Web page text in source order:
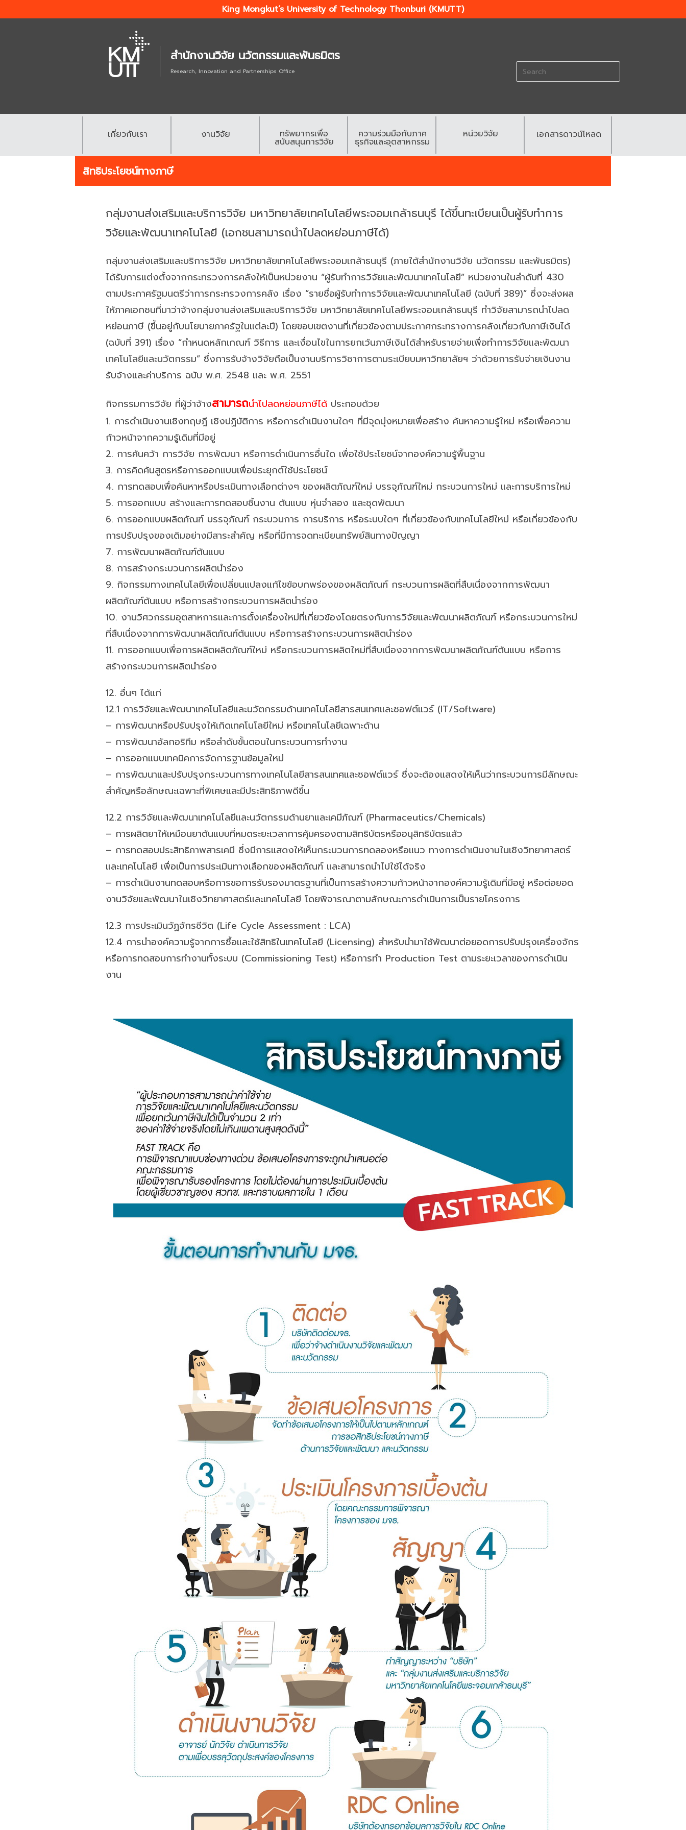
King Mongkut’s University of Technology Thonburi (KMUTT)
สำนักงานวิจัย นวัตกรรมและพันธมิตร
Research, Innovation and Partnerships Office
Search
for:
เกี่ยวกับเรา
งานวิจัย
ทรัพยากรเพื่อ
สนับสนุนการวิจัย
ความร่วมมือกับภาค
ธุรกิจและอุตสาหกรรม
หน่วยวิจัย เอกสารดาวน์โหลด
สิทธิประโยชน์ทางภาษี
กลุ่มงานส่งเสริมและบริการวิจัย มหาวิทยาลัยเทคโนโลยีพระจอมเกล้าธนบุรี ได้ขึ้นทะเบียนเป็นผู้รับทำการ
วิจัยและพัฒนาเทคโนโลยี (เอกชนสามารถนำไปลดหย่อนภาษีได้)
กลุ่มงานส่งเสริมและบริการวิจัย มหาวิทยาลัยเทคโนโลยีพระจอมเกล้าธนบุรี (ภายใต้สำนักงานวิจัย นวัตกรรม และพันธมิตร)
ได้รับการแต่งตั้งจากกระทรวงการคลังให้เป็นหน่วยงาน “ผู้รับทำการวิจัยและพัฒนาเทคโนโลยี” หน่วยงานในลำดับที่ 430
ตามประกาศรัฐมนตรีว่าการกระทรวงการคลัง เรื่อง “รายชื่อผู้รับทำการวิจัยและพัฒนาเทคโนโลยี (ฉบับที่ 389)” ซึ่งจะส่งผล
ให้ภาคเอกชนที่มาว่าจ้างกลุ่มงานส่งเสริมและบริการวิจัย มหาวิทยาลัยเทคโนโลยีพระจอมเกล้าธนบุรี ทำวิจัยสามารถนำไปลด
หย่อนภาษี (ขึ้นอยู่กับนโยบายภาครัฐในแต่ละปี) โดยขอบเขตงานที่เกี่ยวข้องตามประกาศกระทรางการคลังเกี่ยวกับภาษีเงินได้
(ฉบับที่ 391) เรื่อง “กําหนดหลักเกณฑ์ วิธีการ และเงื่อนไขในการยกเว้นภาษีเงินได้สําหรับรายจ่ายเพื่อทําการวิจัยและพัฒนา
เทคโนโลยีและนวัตกรรม” ซึ่งการรับจ้างวิจัยถือเป็นงานบริการวิชาการตามระเบียบมหาวิทยาลัยฯ ว่าด้วยการรับจ่ายเงินงาน
รับจ้างและค่าบริการ ฉบับ พ.ศ. 2548 และ พ.ศ. 2551
กิจกรรมการวิจัย ที่ผู้ว่าจ้างสามารถนำไปลดหย่อนภาษีได้ ประกอบด้วย
1. การดำเนินงานเชิงทฤษฎี เชิงปฏิบัติการ หรือการดำเนินงานใดๆ ที่มีจุดมุ่งหมายเพื่อสร้าง ค้นหาความรู้ใหม่ หรือเพื่อความ
ก้าวหน้าจากความรู้เดิมที่มีอยู่
2. การค้นคว้า การวิจัย การพัฒนา หรือการดำเนินการอื่นใด เพื่อใช้ประโยชน์จากองค์ความรู้พื้นฐาน
3. การคิดค้นสูตรหรือการออกแบบเพื่อประยุกต์ใช้ประโยชน์
4. การทดสอบเพื่อค้นหาหรือประเมินทางเลือกต่างๆ ของผลิตภัณฑ์ใหม่ บรรจุภัณฑ์ใหม่ กระบวนการใหม่ และการบริการใหม่
5. การออกแบบ สร้างและการทดสอบชิ้นงาน ต้นแบบ หุ่นจำลอง และชุดพัฒนา
6. การออกแบบผลิตภัณฑ์ บรรจุภัณฑ์ กระบวนการ การบริการ หรือระบบใดๆ ที่เกี่ยวข้องกับเทคโนโลยีใหม่ หรือเกี่ยวข้องกับ
การปรับปรุงของเดิมอย่างมีสาระสำคัญ หรือที่มีการจดทะเบียนทรัพย์สินทางปัญญา
7. การพัฒนาผลิตภัณฑ์ต้นแบบ
8. การสร้างกระบวนการผลิตนำร่อง
9. กิจกรรมทางเทคโนโลยีเพื่อเปลี่ยนแปลงแก้ไขข้อบกพร่องของผลิตภัณฑ์ กระบวนการผลิตที่สืบเนื่องจากการพัฒนา
ผลิตภัณฑ์ต้นแบบ หรือการสร้างกระบวนการผลิตนำร่อง
10. งานวิศวกรรมอุตสาหการและการตั้งเครื่องใหม่ที่เกี่ยวข้องโดยตรงกับการวิจัยและพัฒนาผลิตภัณฑ์ หรือกระบวนการใหม่
ที่สืบเนื่องจากการพัฒนาผลิตภัณฑ์ต้นแบบ หรือการสร้างกระบวนการผลิตนำร่อง
11. การออกแบบเพื่อการผลิตผลิตภัณฑ์ใหม่ หรือกระบวนการผลิตใหม่ที่สืบเนื่องจากการพัฒนาผลิตภัณฑ์ต้นแบบ หรือการ
สร้างกระบวนการผลิตนำร่อง
12. อื่นๆ ได้แก่
12.1 การวิจัยและพัฒนาเทคโนโลยีและนวัตกรรมด้านเทคโนโลยีสารสนเทศและซอฟต์แวร์ (IT/Software)
– การพัฒนาหรือปรับปรุงให้เกิดเทคโนโลยีใหม่ หรือเทคโนโลยีเฉพาะด้าน
– การพัฒนาอัลกอริทึม หรือลำดับขั้นตอนในกระบวนการทำงาน
– การออกแบบเทคนิคการจัดการฐานข้อมูลใหม่
– การพัฒนาและปรับปรุงกระบวนการทางเทคโนโลยีสารสนเทศและซอฟต์แวร์ ซึ่งจะต้องแสดงให้เห็นว่ากระบวนการมีลักษณะ
สำคัญหรือลักษณะเฉพาะที่พิเศษและมีประสิทธิภาพดีขึ้น
12.2 การวิจัยและพัฒนาเทคโนโลยีและนวัตกรรมด้านยาและเคมีภัณฑ์ (Pharmaceutics/Chemicals)
– การผลิตยาให้เหมือนยาต้นแบบที่หมดระยะเวลาการคุ้มครองตามสิทธิบัตรหรืออนุสิทธิบัตรแล้ว
– การทดสอบประสิทธิภาพสารเคมี ซึ่งมีการแสดงให้เห็นกระบวนการทดลองหรือแนว ทางการดำเนินงานในเชิงวิทยาศาสตร์
และเทคโนโลยี เพื่อเป็นการประเมินทางเลือกของผลิตภัณฑ์ และสามารถนำไปใช้ได้จริง
– การดำเนินงานทดสอบหรือการขอการรับรองมาตรฐานที่เป็นการสร้างความก้าวหน้าจากองค์ความรู้เดิมที่มีอยู่ หรือต่อยอด
งานวิจัยและพัฒนาในเชิงวิทยาศาสตร์และเทคโนโลยี โดยพิจารณาตามลักษณะการดำเนินการเป็นรายโครงการ
12.3 การประเมินวัฏจักรชีวิต (Life Cycle Assessment : LCA)
12.4 การนำองค์ความรู้จากการซื้อและใช้สิทธิในเทคโนโลยี (Licensing) สำหรับนำมาใช้พัฒนาต่อยอดการปรับปรุงเครื่องจักร
หรือการทดสอบการทำงานทั้งระบบ (Commissioning Test) หรือการทำ Production Test ตามระยะเวลาของการดำเนิน
งาน